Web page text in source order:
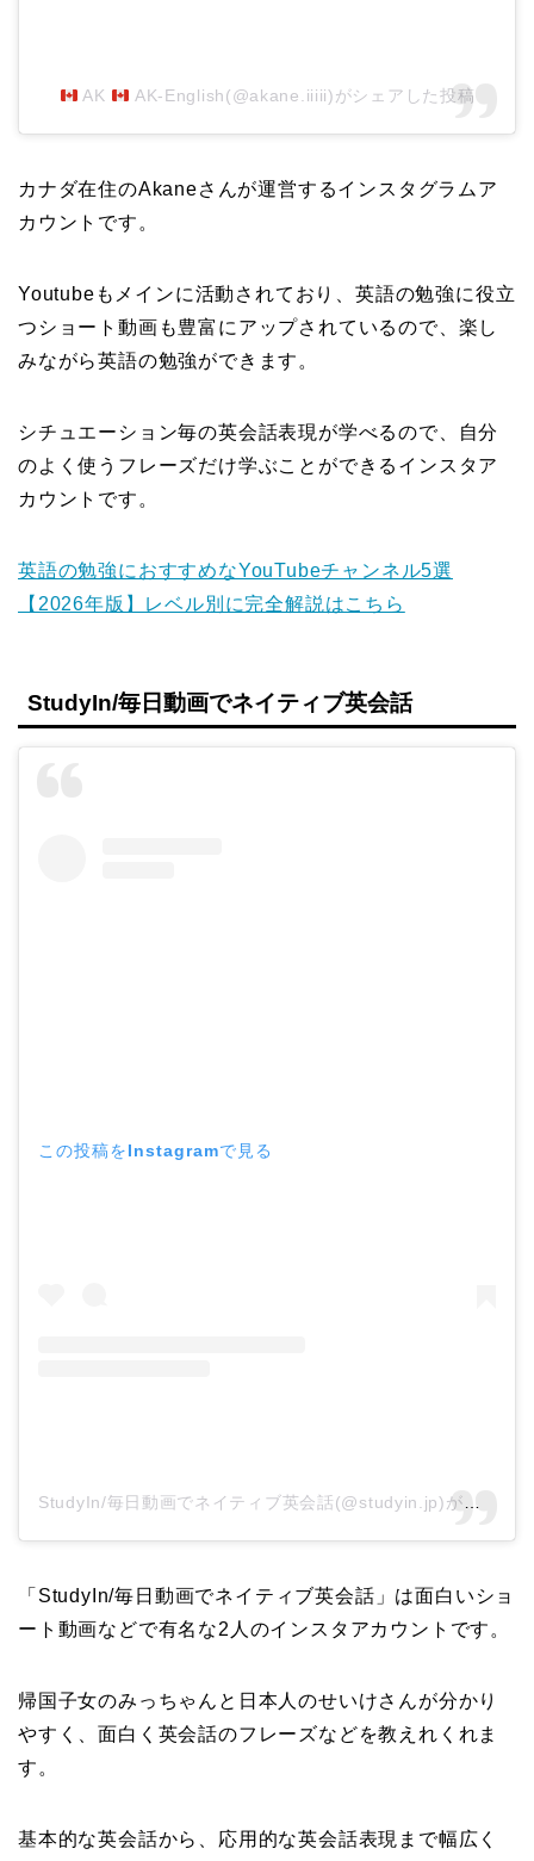
AK AK-English(@akane.iiiii)がシェアした投稿
カナダ在住のAkaneさんが運営するインスタグラムア
カウントです。
Youtubeもメインに活動されており、英語の勉強に役立
つショート動画も豊富にアップされているので、楽し
みながら英語の勉強ができます。
シチュエーション毎の英会話表現が学べるので、自分
のよく使うフレーズだけ学ぶことができるインスタア
カウントです。
英語の勉強におすすめなYouTubeチャンネル5選
【2026年版】レベル別に完全解説はこちら
StudyIn/毎日動画でネイティブ英会話
この投稿をInstagramで見る
「 StudyIn/毎日動画でネイティブ英会話」は面白いショ
ート動画などで有名な2人のインスタアカウントです。
帰国子女のみっちゃんと日本人のせいけさんが分かり
やすく、面白く英会話のフレーズなどを教えれくれま
す。
基本的な英会話から、応用的な英会話表現まで幅広く